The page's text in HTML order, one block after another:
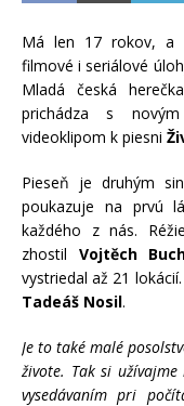
Má len 17 rokov, a
filmové i seriálové
Mladá česká
prichádza s
videoklipom k piesni
Pieseň je druhým
poukazuje na prvú
každého z nás.
zhostil Vojtěch
vystriedal až 21
Tadeáš Nosil.
Je to také malé
živote. Tak si
vysedávaním pri